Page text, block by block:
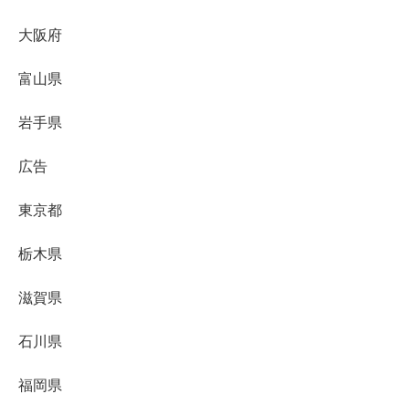
大阪府
富山県
岩手県
広告
東京都
栃木県
滋賀県
石川県
福岡県